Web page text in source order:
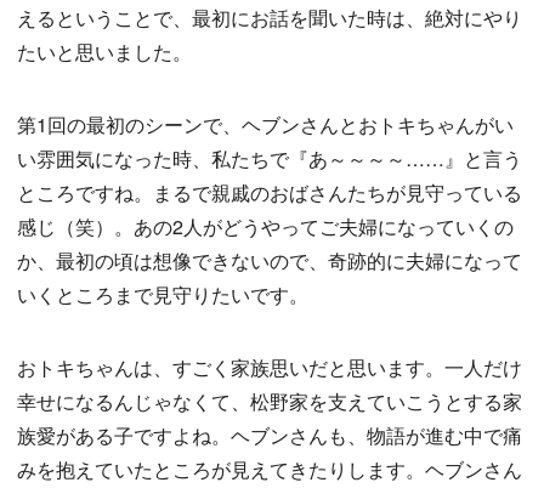
えるということで、最初にお話を聞いた時は、絶対にやり
たいと思いました。
第1回の最初のシーンで、ヘブンさんとおトキちゃんがい
い雰囲気になった時、私たちで『あ～～～～……』と言う
ところですね。まるで親戚のおばさんたちが見守っている
感じ（笑）。あの2人がどうやってご夫婦になっていくの
か、最初の頃は想像できないので、奇跡的に夫婦になって
いくところまで見守りたいです。
おトキちゃんは、すごく家族思いだと思います。一人だけ
幸せになるんじゃなくて、松野家を支えていこうとする家
族愛がある子ですよね。ヘブンさんも、物語が進む中で痛
みを抱えていたところが見えてきたりします。ヘブンさん